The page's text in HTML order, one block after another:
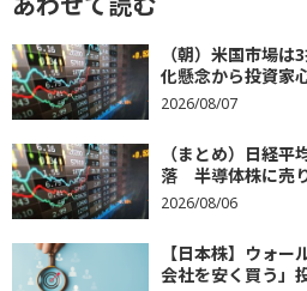
（朝）米国市場
化懸念から投資家
2026/08/07
（まとめ）日経
落 半導体株に売
2026/08/06
【日本株】ウォ
会社を安く買う」